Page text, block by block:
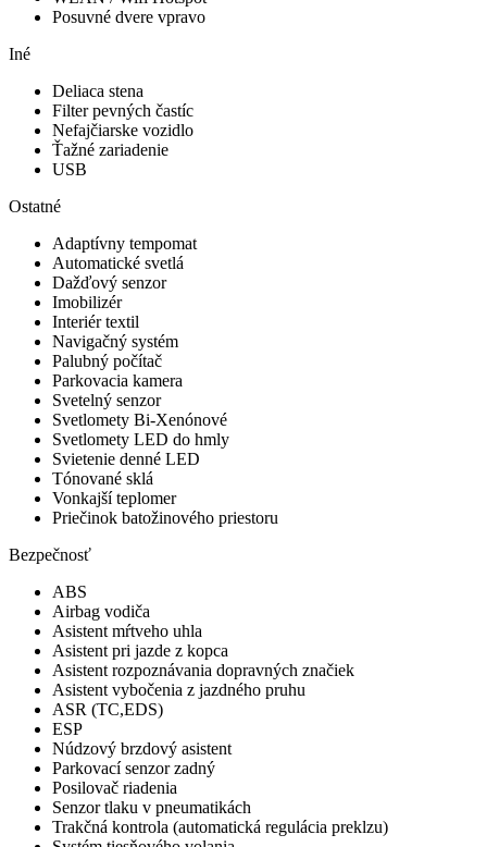
Posuvné dvere vpravo
Iné
Deliaca stena
Filter pevných častíc
Nefajčiarske vozidlo
Ťažné zariadenie
USB
Ostatné
Adaptívny tempomat
Automatické svetlá
Dažďový senzor
Imobilizér
Interiér textil
Navigačný systém
Palubný počítač
Parkovacia kamera
Svetelný senzor
Svetlomety Bi-Xenónové
Svetlomety LED do hmly
Svietenie denné LED
Tónované sklá
Vonkajší teplomer
Priečinok batožinového priestoru
Bezpečnosť
ABS
Airbag vodiča
Asistent mŕtveho uhla
Asistent pri jazde z kopca
Asistent rozpoznávania dopravných značiek
Asistent vybočenia z jazdného pruhu
ASR (TC,EDS)
ESP
Núdzový brzdový asistent
Parkovací senzor zadný
Posilovač riadenia
Senzor tlaku v pneumatikách
Trakčná kontrola (automatická regulácia preklzu)